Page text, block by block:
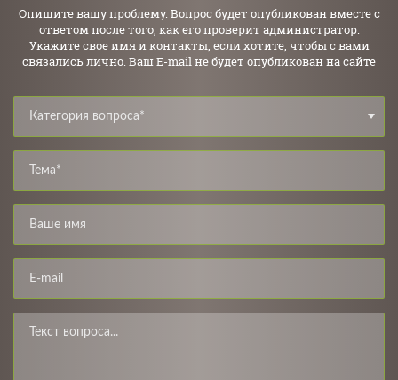
Опишите вашу проблему. Вопрос будет опубликован вместе с
ответом после того, как его проверит администратор.
Укажите свое имя и контакты, если хотите, чтобы с вами
связались лично. Ваш E-mail не будет опубликован на сайте
Категория вопроса*